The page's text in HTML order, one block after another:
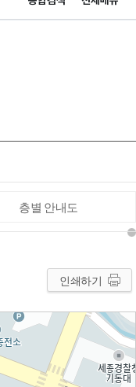
층별 안내도
인쇄하기